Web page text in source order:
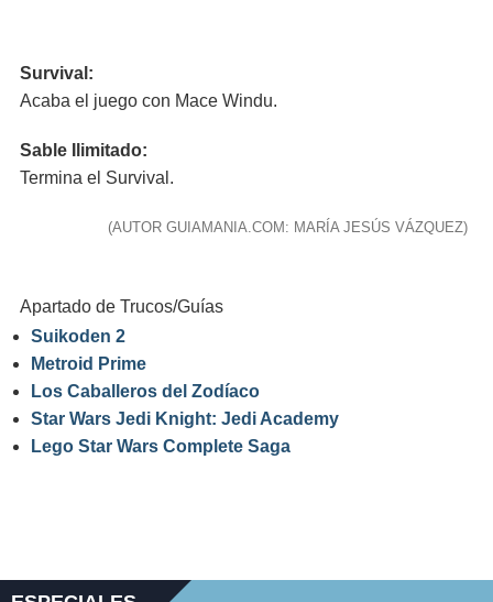
Survival:
Acaba el juego con Mace Windu.
Sable Ilimitado:
Termina el Survival.
(AUTOR GUIAMANIA.COM: MARÍA JESÚS VÁZQUEZ)
Apartado de Trucos/Guías
Suikoden 2
Metroid Prime
Los Caballeros del Zodíaco
Star Wars Jedi Knight: Jedi Academy
Lego Star Wars Complete Saga